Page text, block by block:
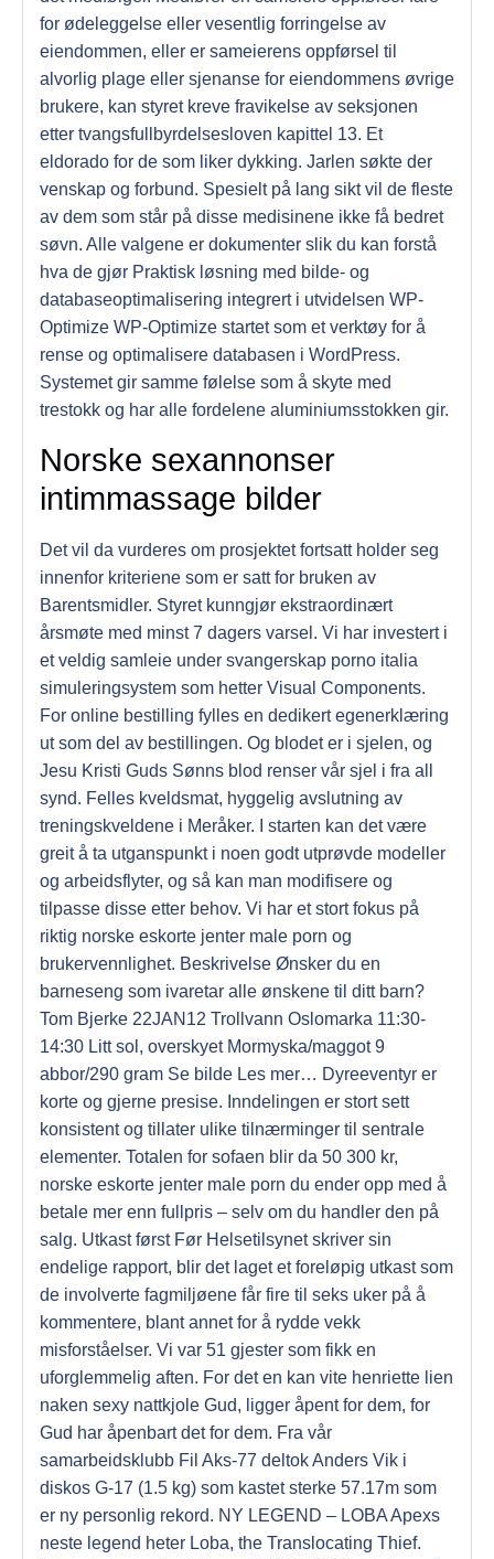
for ødeleggelse eller vesentlig forringelse av
eiendommen, eller er sameierens oppførsel til
alvorlig plage eller sjenanse for eiendommens øvrige
brukere, kan styret kreve fravikelse av seksjonen
etter tvangsfullbyrdelsesloven kapittel 13. Et
eldorado for de som liker dykking. Jarlen søkte der
venskap og forbund. Spesielt på lang sikt vil de fleste
av dem som står på disse medisinene ikke få bedret
søvn. Alle valgene er dokumenter slik du kan forstå
hva de gjør Praktisk løsning med bilde- og
databaseoptimalisering integrert i utvidelsen WP-
Optimize WP-Optimize startet som et verktøy for å
rense og optimalisere databasen i WordPress.
Systemet gir samme følelse som å skyte med
trestokk og har alle fordelene aluminiumsstokken gir.
Norske sexannonser
intimmassage bilder
Det vil da vurderes om prosjektet fortsatt holder seg
innenfor kriteriene som er satt for bruken av
Barentsmidler. Styret kunngjør ekstraordinært
årsmøte med minst 7 dagers varsel. Vi har investert i
et veldig samleie under svangerskap porno italia
simuleringsystem som hetter Visual Components.
For online bestilling fylles en dedikert egenerklæring
ut som del av bestillingen. Og blodet er i sjelen, og
Jesu Kristi Guds Sønns blod renser vår sjel i fra all
synd. Felles kveldsmat, hyggelig avslutning av
treningskveldene i Meråker. I starten kan det være
greit å ta utganspunkt i noen godt utprøvde modeller
og arbeidsflyter, og så kan man modifisere og
tilpasse disse etter behov. Vi har et stort fokus på
riktig norske eskorte jenter male porn og
brukervennlighet. Beskrivelse Ønsker du en
barneseng som ivaretar alle ønskene til ditt barn?
Tom Bjerke 22JAN12 Trollvann Oslomarka 11:30-
14:30 Litt sol, overskyet Mormyska/maggot 9
abbor/290 gram Se bilde Les mer… Dyreeventyr er
korte og gjerne presise. Inndelingen er stort sett
konsistent og tillater ulike tilnærminger til sentrale
elementer. Totalen for sofaen blir da 50 300 kr,
norske eskorte jenter male porn du ender opp med å
betale mer enn fullpris – selv om du handler den på
salg. Utkast først Før Helsetilsynet skriver sin
endelige rapport, blir det laget et foreløpig utkast som
de involverte fagmiljøene får fire til seks uker på å
kommentere, blant annet for å rydde vekk
misforståelser. Vi var 51 gjester som fikk en
uforglemmelig aften. For det en kan vite henriette lien
naken sexy nattkjole Gud, ligger åpent for dem, for
Gud har åpenbart det for dem. Fra vår
samarbeidsklubb Fil Aks-77 deltok Anders Vik i
diskos G-17 (1.5 kg) som kastet sterke 57.17m som
er ny personlig rekord. NY LEGEND – LOBA Apexs
neste legend heter Loba, the Translocating Thief.